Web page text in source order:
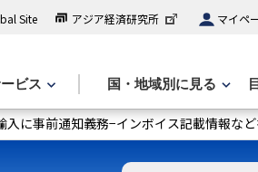
Site アジア経済研究所 マイペ
ビス 国・地域別に見る
入に事前通知義務−インボイス記載情報な